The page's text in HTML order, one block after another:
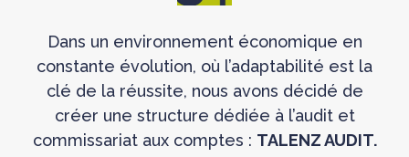
Dans un environnement économique en
constante évolution, où l’adaptabilité est la
clé de la réussite, nous avons décidé de
créer une structure dédiée à l’audit et
commissariat aux comptes : TALENZ AUDIT.